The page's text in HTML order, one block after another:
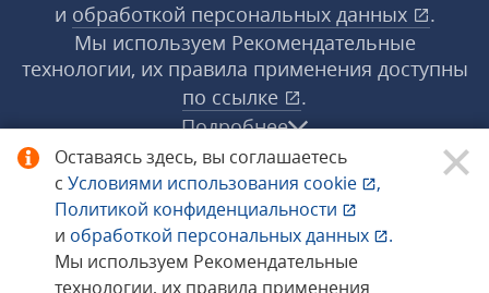
Оставаясь здесь, вы соглашаетесь
с Условиями использования cookie
,
Политикой конфиденциальности
и обработкой персональных данных
.
Мы используем Рекомендательные
технологии, их правила применения
и обработкой персональных данных
.
Мы используем Рекомендательные
технологии, их правила применения доступны
по ссылке
.
Подробнее
© 1998−2026 «1С‑Рарус» ®. Все права
защищены.